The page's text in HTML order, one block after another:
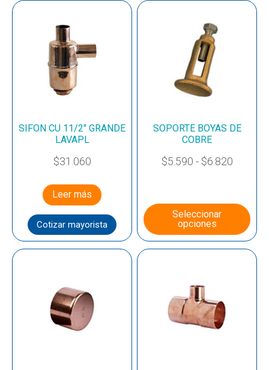
SIFON CU 11/2″ GRANDE
LAVAPL
$31.060
Leer más
Cotizar mayorista
SOPORTE BOYAS DE
COBRE
$5.590 - $6.820
Seleccionar
opciones